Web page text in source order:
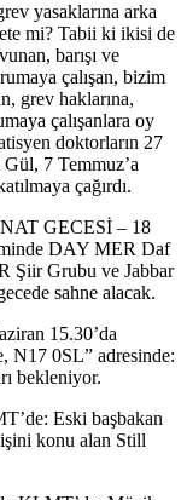
yasaklarına arka
mi? Tabii ki ikisi de
barışı ve
çalışan, bizim
grev haklarına,
çalışanlara oy
doktorların 27
7 Temmuz’a
çağırdı.
GECESİ – 18
DAY MER Daf
Şiir Grubu ve Jabbar
sahne alacak.
15.30’da
N17 0SL” adresinde:
bekleniyor.
Eski başbakan
konu alan Still